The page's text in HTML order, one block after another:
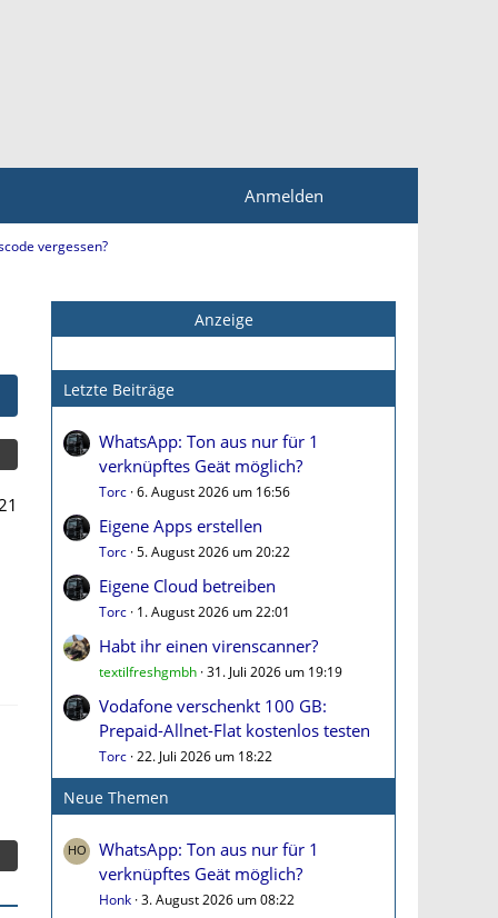
Anmelden
vergessen?
Anzeige
Letzte Beiträge
WhatsApp: Ton aus nur für 1
verknüpftes Geät möglich?
Torc 6. August 2026 um 16:56
Eigene Apps erstellen
Torc 5. August 2026 um 20:22
Eigene Cloud betreiben
Torc 1. August 2026 um 22:01
Habt ihr einen virenscanner?
textilfreshgmbh 31. Juli 2026 um 19:19
Vodafone verschenkt 100 GB:
Prepaid-Allnet-Flat kostenlos testen
Torc 22. Juli 2026 um 18:22
Neue Themen
WhatsApp: Ton aus nur für 1
verknüpftes Geät möglich?
Honk 3. August 2026 um 08:22